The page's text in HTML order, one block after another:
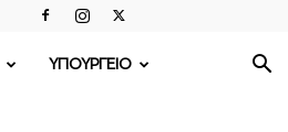
ΥΠΟΥΡΓΕΙΟ